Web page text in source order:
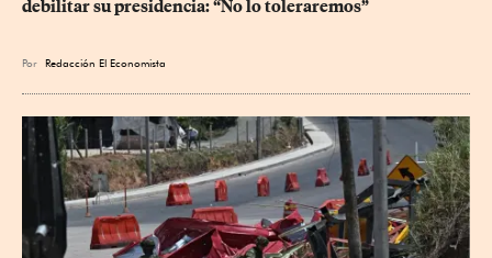
debilitar su presidencia: “No lo toleraremos”
Por Redacción El Economista